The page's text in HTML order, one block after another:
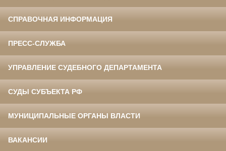
СПРАВОЧНАЯ ИНФОРМАЦИЯ
ПРЕСС-СЛУЖБА
УПРАВЛЕНИЕ СУДЕБНОГО ДЕПАРТАМЕНТА
СУДЫ СУБЪЕКТА РФ
МУНИЦИПАЛЬНЫЕ ОРГАНЫ ВЛАСТИ
ВАКАНСИИ